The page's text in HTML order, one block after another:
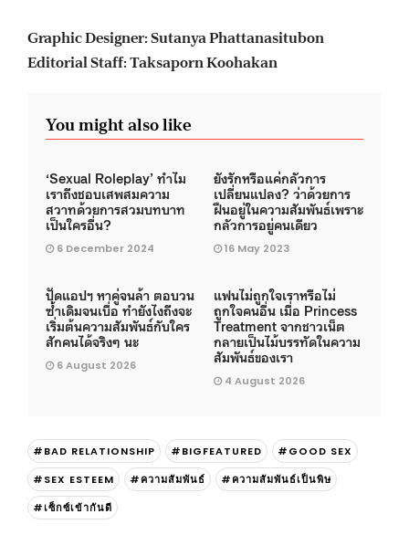
Graphic Designer: Sutanya Phattanasitubon
Editorial Staff: Taksaporn Koohakan
You might also like
‘Sexual Roleplay’ ทำไม
เราถึงชอบเสพสมความ
สวาทด้วยการสวมบทบาท
เป็นใครอื่น?
6 December 2024
ยังรักหรือแค่กลัวการ
เปลี่ยนแปลง? ว่าด้วยการ
ฝืนอยู่ในความสัมพันธ์เพราะ
กลัวการอยู่คนเดียว
16 May 2023
ปัดแอปฯ หาคู่จนล้า ตอบวน
ซ้ำเดิมจนเบื่อ ทำยังไงถึงจะ
เริ่มต้นความสัมพันธ์กับใคร
สักคนได้จริงๆ นะ
6 August 2026
แฟนไม่ถูกใจเราหรือไม่
ถูกใจคนอื่น เมื่อ Princess
Treatment จากชาวเน็ต
กลายเป็นไม้บรรทัดในความ
สัมพันธ์ของเรา
4 August 2026
#BAD RELATIONSHIP #BIGFEATURED
#GOOD SEX
#SEX ESTEEM
#ความสัมพันธ์
#ความสัมพันธ์เป็นพิษ
#เซ็กซ์เข้ากันดี